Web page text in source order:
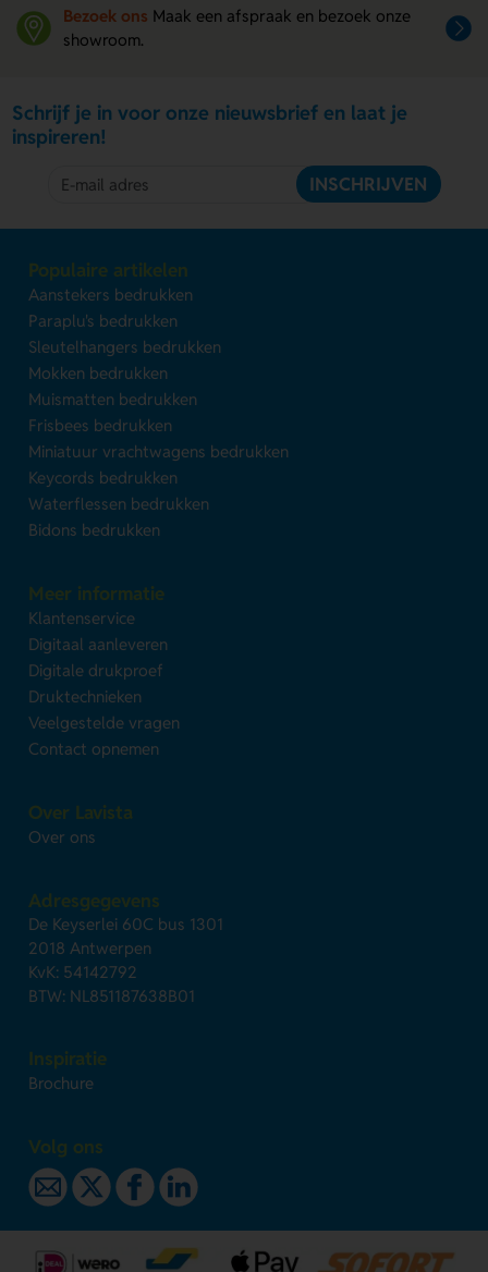
Bezoek ons Maak een afspraak en bezoek onze
showroom.
Schrijf je in voor onze nieuwsbrief en laat je
inspireren!
INSCHRIJVEN
Populaire artikelen
Aanstekers bedrukken
Paraplu's bedrukken
Sleutelhangers bedrukken
Mokken bedrukken
Muismatten bedrukken
Frisbees bedrukken
Miniatuur vrachtwagens bedrukken
Keycords bedrukken
Waterflessen bedrukken
Bidons bedrukken
Meer informatie
Klantenservice
Digitaal aanleveren
Digitale drukproef
Druktechnieken
Veelgestelde vragen
Contact opnemen
Over Lavista
Over ons
Adresgegevens
De Keyserlei 60C bus 1301
2018 Antwerpen
KvK: 54142792
BTW: NL851187638B01
Inspiratie
Brochure
Volg ons